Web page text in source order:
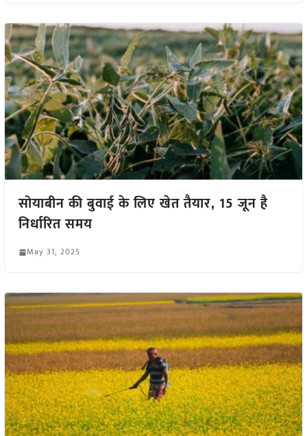
सोयाबीन की बुवाई के लिए खेत तैयार, 15 जून है
निर्धारित समय
May 31, 2025